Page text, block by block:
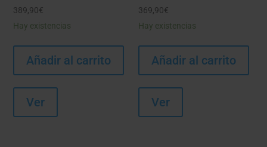
389,90€
Hay existencias
Añadir al carrito
Ver
369,90€
Hay existencias
Añadir al carrito
Ver